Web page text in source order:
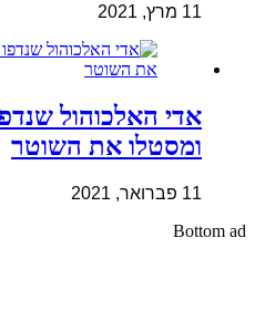
11 מרץ, 2021
אדי האלכוהול
ומסטלו את השוטר
11 פברואר, 2021
Bottom ad